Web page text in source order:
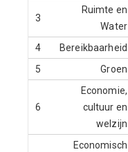
3
Ruimte en
Water
4 Bereikbaarheid
5
Groen
6
Economie,
cultuur en
welzijn
Economisch